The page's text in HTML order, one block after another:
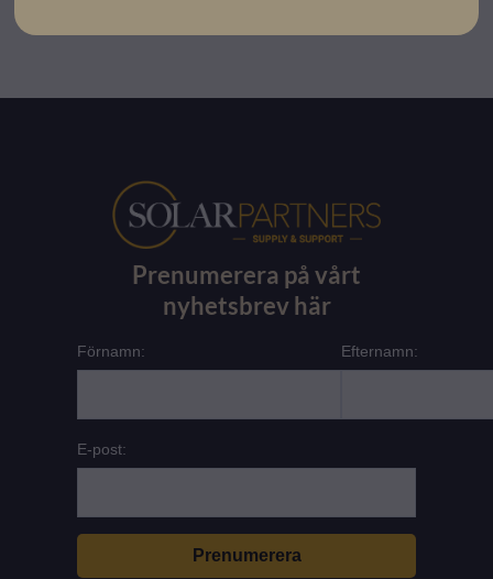
Prenumerera på vårt
nyhetsbrev här
Förnamn: Efternamn:
E-post: